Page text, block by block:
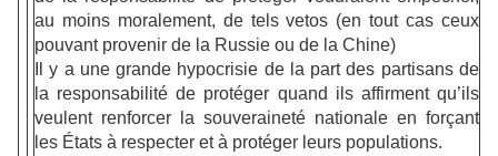
au moins moralement, de tels vetos (en tout cas ceux
pouvant provenir de la Russie ou de la Chine)
Il y a une grande hypocrisie de la part des partisans de
la responsabilité de protéger quand ils affirment qu’ils
veulent renforcer la souveraineté nationale en forçant
les États à respecter et à protéger leurs populations.